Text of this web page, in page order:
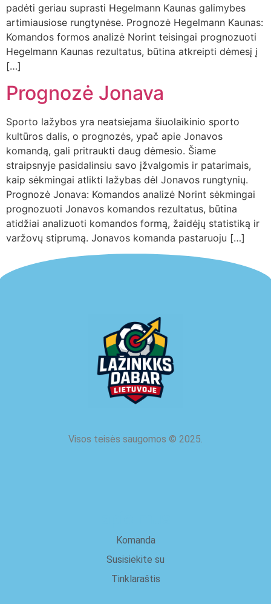
padėti geriau suprasti Hegelmann Kaunas galimybes
artimiausiose rungtynėse. Prognozė Hegelmann Kaunas:
Komandos formos analizė Norint teisingai prognozuoti
Hegelmann Kaunas rezultatus, būtina atkreipti dėmesį į
[…]
Prognozė Jonava
Sporto lažybos yra neatsiejama šiuolaikinio sporto
kultūros dalis, o prognozės, ypač apie Jonavos
komandą, gali pritraukti daug dėmesio. Šiame
straipsnyje pasidalinsiu savo įžvalgomis ir patarimais,
kaip sėkmingai atlikti lažybas dėl Jonavos rungtynių.
Prognozė Jonava: Komandos analizė Norint sėkmingai
prognozuoti Jonavos komandos rezultatus, būtina
atidžiai analizuoti komandos formą, žaidėjų statistiką ir
varžovų stiprumą. Jonavos komanda pastaruoju […]
Visos teisės saugomos © 2025.
Komanda
Susisiekite su
Tinklaraštis